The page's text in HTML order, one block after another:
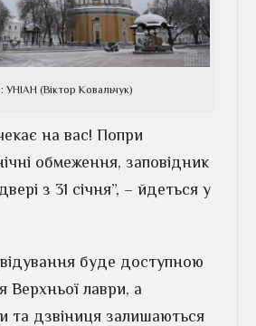
УНІАН (Віктор Ковальчук)
на вас! Попри
обмеження, заповідник
з 31 січня”, – йдеться у
буде доступною
Верхньої лаври, а
та дзвіниця залишаються